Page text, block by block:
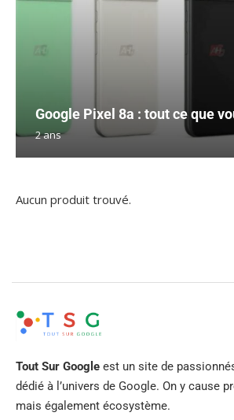
Google Pixel 8a : tout ce que
2 ans
Aucun produit trouvé.
Tout Sur Google est un site de
dédié à l’univers de Google. On y cause
mais également écosystème.